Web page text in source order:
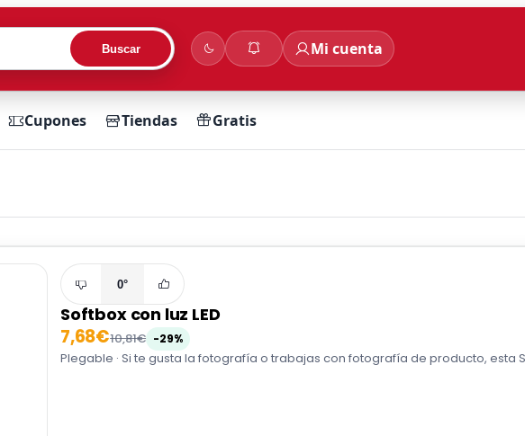
Buscar Mi cuenta
Cupones Tiendas Gratis
0°
Softbox con luz LED
7,68€10,81€ -29%
Plegable · Si te gusta la fotografía o trabajas con fotografía de producto, esta